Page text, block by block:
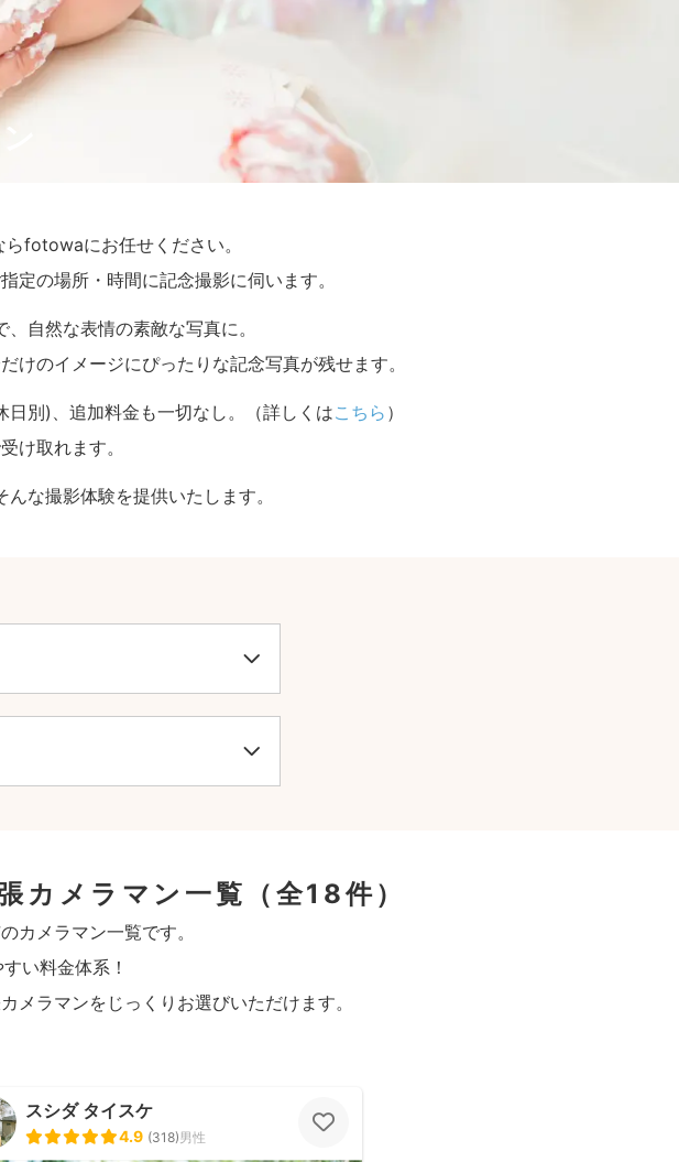
fotowaにお任せください。
定の場所・時間に記念撮影に伺います。
自然な表情の素敵な写真に。
けのイメージにぴったりな記念写真が残せます。
別)、追加料金も一切なし。（詳しくはこちら ）
け取れます。
な撮影体験を提供いたします。
カメラマン一覧 （全18件）
カメラマン一覧です。
い料金体系！
メラマンをじっくりお選びいただけます。
スシダ タイスケ
4.9 (318)男性